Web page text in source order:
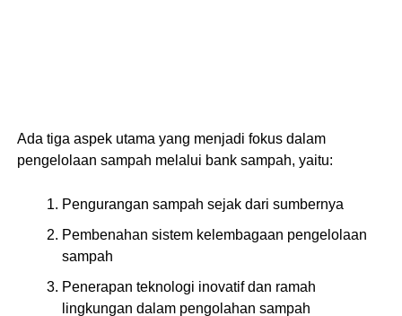
Ada tiga aspek utama yang menjadi fokus dalam
pengelolaan sampah melalui bank sampah, yaitu:
Pengurangan sampah sejak dari sumbernya
Pembenahan sistem kelembagaan pengelolaan
sampah
Penerapan teknologi inovatif dan ramah
lingkungan dalam pengolahan sampah